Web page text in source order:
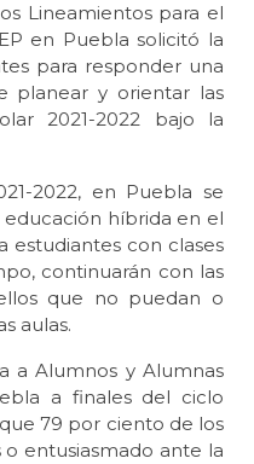
Lineamientos para el
en Puebla solicitó la
para responder una
planear y orientar las
2021-2022 bajo la
2022, en Puebla se
híbrida en el
estudiantes con clases
continuarán con las
que no puedan o
aulas.
a Alumnos y Alumnas
a finales del ciclo
79 por ciento de los
entusiasmado ante la